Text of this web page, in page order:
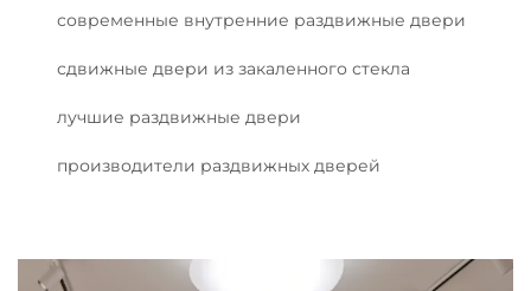
современные внутренние раздвижные двери
сдвижные двери из закаленного стекла
лучшие раздвижные двери
производители раздвижных дверей